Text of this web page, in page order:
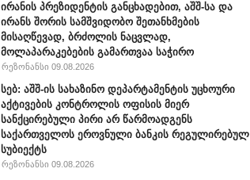
ირანის პრეზიდენტის განცხადებით, აშშ-სა და
ირანს შორის სამშვიდობო შეთანხმების
მისაღწევად, ბრძოლის ნაცვლად,
მოლაპარაკებების გამართვაა საჭირო
რეზონანსი 09.08.2026
სებ: აშშ-ის სახაზინო დეპარტამენტის უცხოური
აქტივების კონტროლის ოფისის მიერ
სანქცირებული პირი არ წარმოადგენს
საქართველოს ეროვნული ბანკის რეგულირებულ
სუბიექტს
რეზონანსი 09.08.2026